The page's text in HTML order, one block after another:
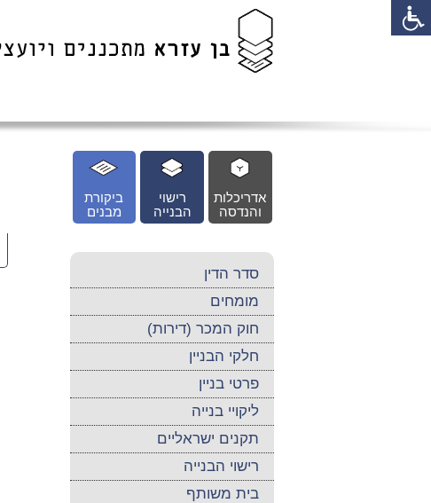
ביקורת
מבנים
רישוי
הבנייה
אדריכלות
והנדסה
סדר הדין
מומחים
חוק המכר (דירות)
חלקי הבניין
פרטי בניין
ליקויי בנייה
תקנים ישראליים
רישוי הבנייה
בית משותף